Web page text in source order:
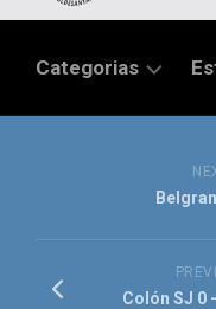
Categorias
TORNEO
Colón SJ 0